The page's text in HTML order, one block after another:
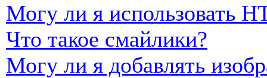
Могу ли я использовать
Что такое смайлики?
Могу ли я добавлять